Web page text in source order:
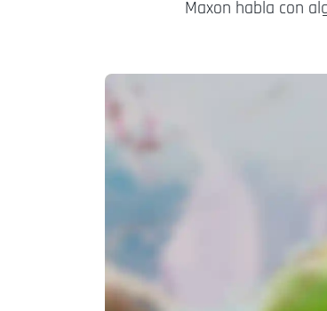
Maxon habla con